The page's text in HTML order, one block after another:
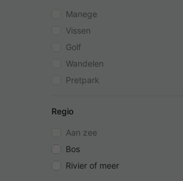
Manege
Vissen
Golf
Wandelen
Pretpark
Regio
Aan zee
Bos
Rivier of meer